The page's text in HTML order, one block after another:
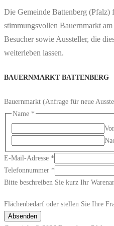
Die Gemeinde Battenberg (Pfalz)
stimmungsvollen Bauernmarkt am
Besucher sowie Aussteller, die
weiterleben lassen.
BAUERNMARKT BATTENBERG
Bauernmarkt (Anfrage für neue
Name *
E-Mail-Adresse *
E-
Mail-
den
kurz
Telefonnummer *
Bitte beschreiben Sie kurz Ihr
Flächenbedarf oder stellen Sie Ihre
Absenden